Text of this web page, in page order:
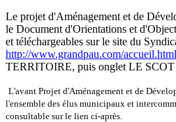
Le projet d'Aménagement et de
le Document d'Orientations et
et téléchargeables sur le site du
http://www.grandpau.com/accueil.html
TERRITOIRE, puis onglet LE
L'avant Projet d'Aménagement et de
l'ensemble des élus municipaux et
consultable sur le lien ci-après.